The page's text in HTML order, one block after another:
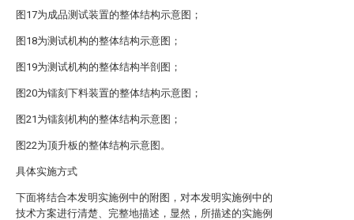
图17为成品测试装置的整体结构示意图；
图18为测试机构的整体结构示意图；
图19为测试机构的整体结构半剖图；
图20为镭刻下料装置的整体结构示意图；
图21为镭刻机构的整体结构示意图；
图22为顶升板的整体结构示意图。
具体实施方式
下面将结合本发明实施例中的附图，对本发明实施例中的
技术方案进行清楚、完整地描述，显然，所描述的实施例